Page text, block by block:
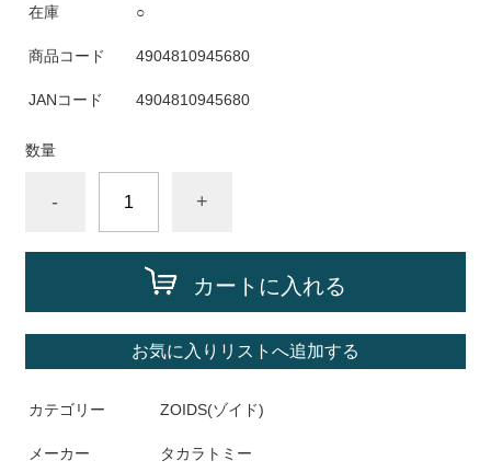
在庫 ○
商品コード 4904810945680
JANコード 4904810945680
数量
- +
カートに入れる
お気に入りリストへ追加する
カテゴリー ZOIDS(ゾイド)
メーカー タカラトミー